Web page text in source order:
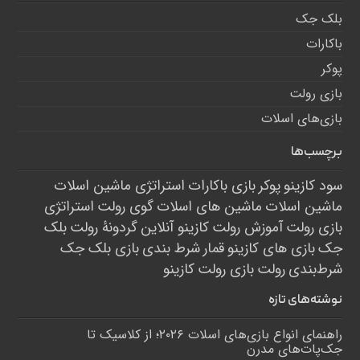
بلک جک
باکارات
پوکر
بازی رولت
بازی‌های اسلات
برچسب‌ها
سود کازینوپوکربازی باکارات استراتژی ماشین اسلات
ماشین اسلات ماشین های اسلاتگوی رولت استراتژی
بازی رولتآموزش رولتکازینو آنلاینگردونۀ رولتبلک
جکبازی های کازینوقمارشرط بندیبازی بلک جک
شرط‌بندیرولتبازی رولتکازینو
نوشته‌های تازه
راهنمای انواع بازی‌های اسلات ۲۰۲۶؛ از کلاسیک تا
جک‌پات‌های مدرن